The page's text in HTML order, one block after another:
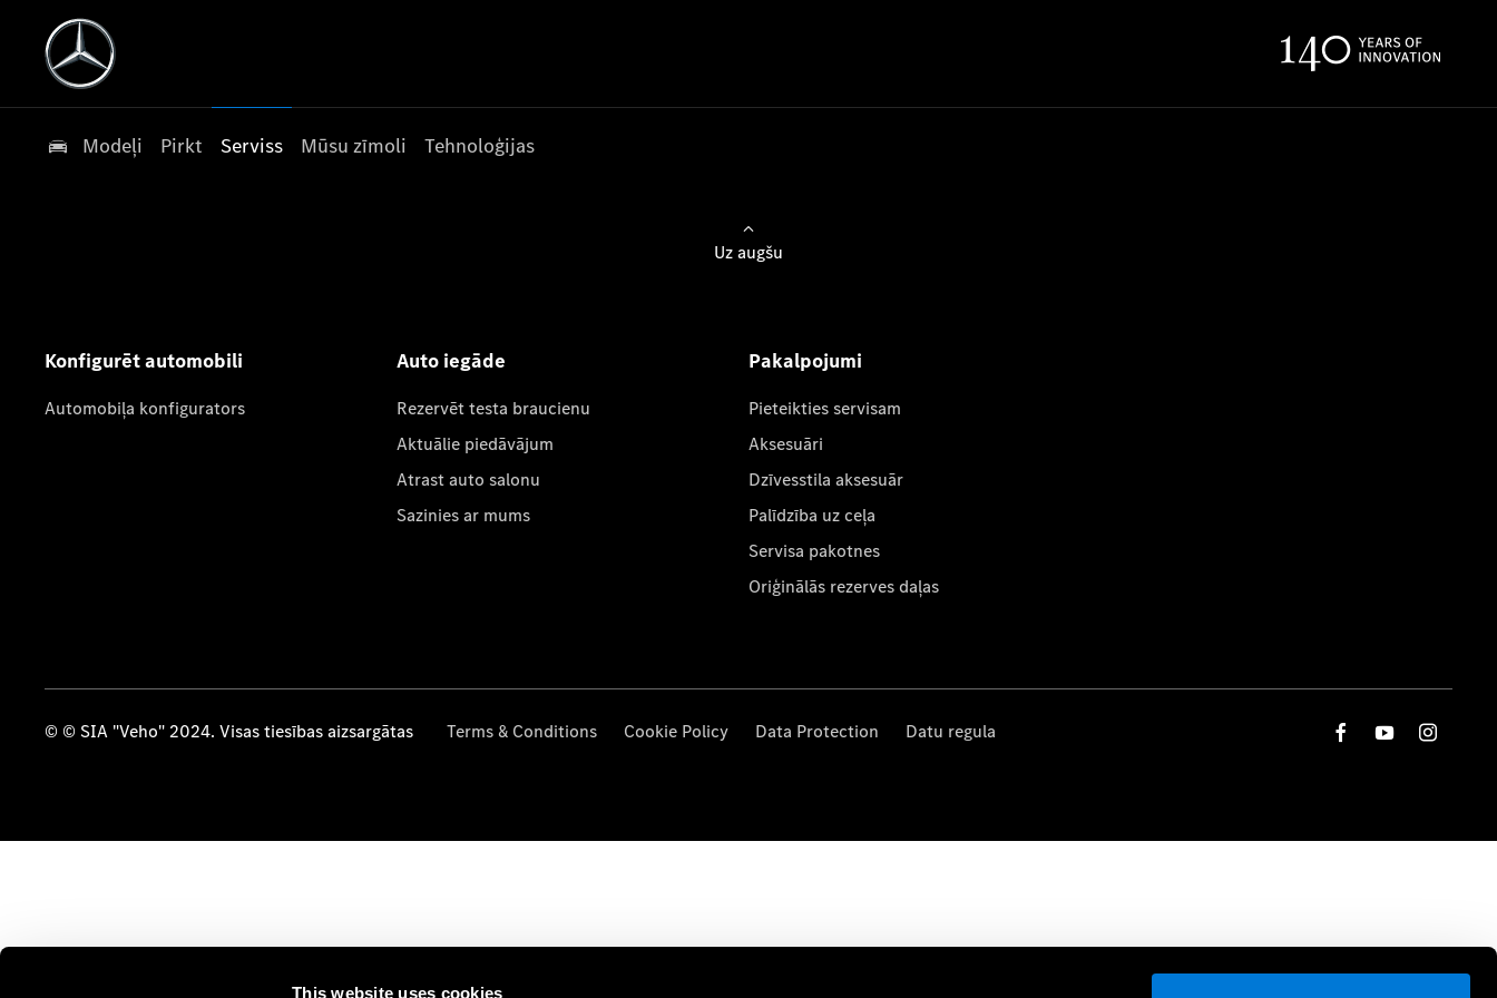
This website uses cookies
Modeļi Pirkt Serviss Mūsu zīmoli Tehnoloģijas
Uz augšu
Konfigurēt automobili
Automobiļa konfigurators
Auto iegāde
Rezervēt testa braucienu
Aktuālie piedāvājum
Atrast auto salonu
Sazinies ar mums
Pakalpojumi
Pieteikties servisam
Aksesuāri
Dzīvesstila aksesuār
Palīdzība uz ceļa
Servisa pakotnes
Oriģinālās rezerves daļas
© © SIA "Veho" 2024. Visas tiesības aizsargātas Terms & Conditions Cookie Policy Data Protection Datu regula